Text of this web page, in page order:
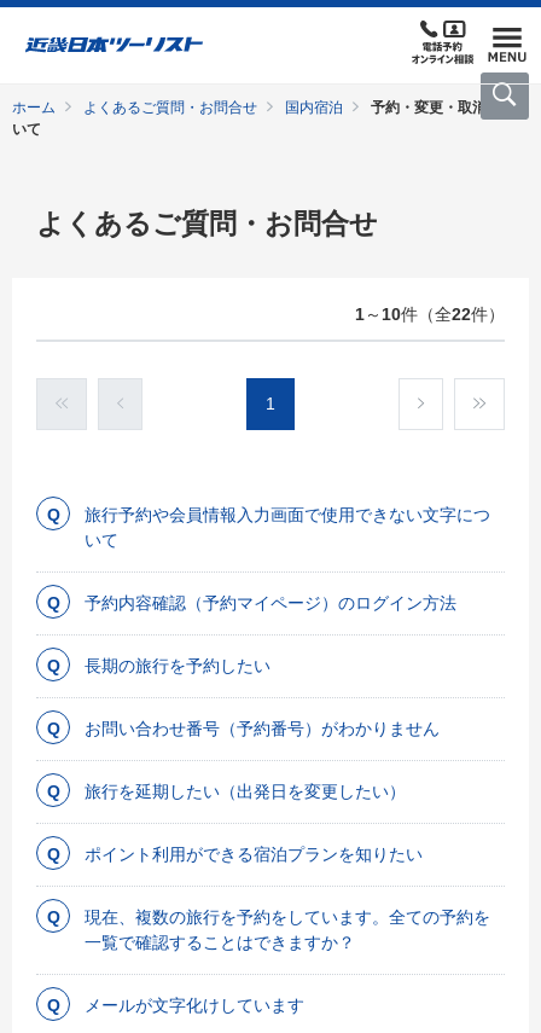
ホーム よくあるご質問・お問合せ 国内宿泊
予約・変更・取消につ
いて
よくあるご質問・お問合せ
1～ 10件（全22件）
1
旅行予約や会員情報入力画面で使用できない文字につ
いて
予約内容確認（予約マイページ）のログイン方法
長期の旅行を予約したい
お問い合わせ番号（予約番号）がわかりません
旅行を延期したい（出発日を変更したい）
ポイント利用ができる宿泊プランを知りたい
現在、複数の旅行を予約をしています。全ての予約を
一覧で確認することはできますか？
メールが文字化けしています